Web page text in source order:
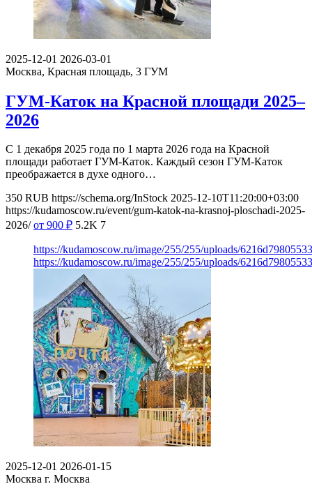
2025-12-01 2026-03-01
Москва, Красная площадь, 3 ГУМ
ГУМ-Каток на Красной площади 2025–
2026
С 1 декабря 2025 года по 1 марта 2026 года на Красной
площади работает ГУМ-Каток. Каждый сезон ГУМ-Каток
преображается в духе одного…
350 RUB https://schema.org/InStock 2025-12-10T11:20:00+03:00
https://kudamoscow.ru/event/gum-katok-na-krasnoj-ploschadi-2025-
2026/ от 900 ₽ 5.2K 7
https://kudamoscow.ru/image/255/255/uploads/
https://kudamoscow.ru/image/255/255/uploads/
2025-12-01 2026-01-15
Москва г. Москва